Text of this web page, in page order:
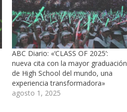
ABC Diario: «‘CLASS OF 2025’:
nueva cita con la mayor graduación
de High School del mundo, una
experiencia transformadora»
agosto 1, 2025